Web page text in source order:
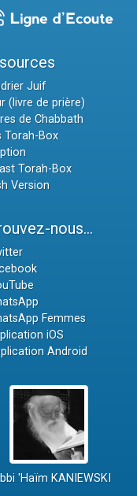
Juif
(livre de prière)
de Chabbath
Torah-Box
Torah-Box
Version
nous...
Femmes
iOS
Android
'Haïm KANIEWSKI